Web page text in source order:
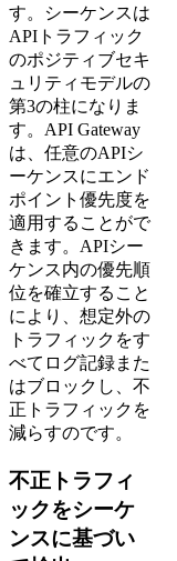
す。シーケンスは
APIトラフィック
のポジティブセキ
ュリティモデルの
第3の柱になりま
す。API Gateway
は、任意のAPIシ
ーケンスにエンド
ポイント優先度を
適用することがで
きます。APIシー
ケンス内の優先順
位を確立すること
により、想定外の
トラフィックをす
べてログ記録また
はブロックし、不
正トラフィックを
減らすのです。
不正トラフィ
ックをシーケ
ンスに基づい